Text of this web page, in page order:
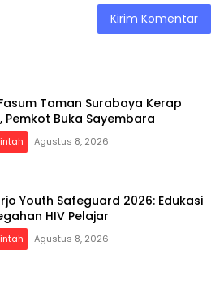
Taman Surabaya Kerap
Pemkot Buka Sayembara
Agustus 8, 2026
Youth Safeguard 2026: Edukasi
HIV Pelajar
Agustus 8, 2026